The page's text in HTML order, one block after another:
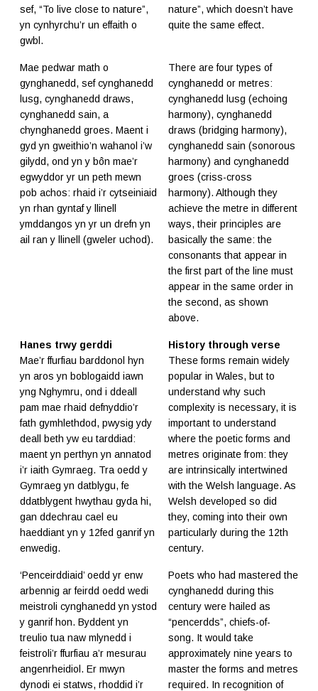
sef, “To live close to nature”,
yn cynhyrchu’r un effaith o
gwbl.
nature”, which doesn’t have
quite the same effect.
Mae pedwar math o
gynghanedd, sef cynghanedd
lusg, cynghanedd draws,
cynghanedd sain, a
chynghanedd groes. Maent i
gyd yn gweithio’n wahanol i’w
gilydd, ond yn y bôn mae’r
egwyddor yr un peth mewn
pob achos: rhaid i’r cytseiniaid
yn rhan gyntaf y llinell
ymddangos yn yr un drefn yn
ail ran y llinell (gweler uchod).
There are four types of
cynghanedd or metres:
cynghanedd lusg (echoing
harmony), cynghanedd
draws (bridging harmony),
cynghanedd sain (sonorous
harmony) and cynghanedd
groes (criss-cross
harmony). Although they
achieve the metre in different
ways, their principles are
basically the same: the
consonants that appear in
the first part of the line must
appear in the same order in
the second, as shown
above.
Hanes trwy gerddi
Mae’r ffurfiau barddonol hyn
yn aros yn boblogaidd iawn
yng Nghymru, ond i ddeall
pam mae rhaid defnyddio’r
fath gymhlethdod, pwysig ydy
deall beth yw eu tarddiad:
maent yn perthyn yn annatod
i’r iaith Gymraeg. Tra oedd y
Gymraeg yn datblygu, fe
ddatblygent hwythau gyda hi,
gan ddechrau cael eu
haeddiant yn y 12fed ganrif yn
enwedig.
History through verse
These forms remain widely
popular in Wales, but to
understand why such
complexity is necessary, it is
important to understand
where the poetic forms and
metres originate from: they
are intrinsically intertwined
with the Welsh language. As
Welsh developed so did
they, coming into their own
particularly during the 12th
century.
‘Penceirddiaid’ oedd yr enw
arbennig ar feirdd oedd wedi
meistroli cynghanedd yn ystod
y ganrif hon. Byddent yn
treulio tua naw mlynedd i
feistroli’r ffurfiau a’r mesurau
angenrheidiol. Er mwyn
dynodi ei statws, rhoddid i’r
Poets who had mastered the
cynghanedd during this
century were hailed as
“pencerdds”, chiefs-of-
song. It would take
approximately nine years to
master the forms and metres
required. In recognition of